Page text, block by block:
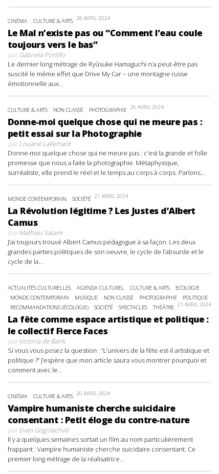
CINÉMA CULTURE & ARTS 28 AVRIL 2024
Le Mal n’existe pas ou “Comment l’eau coule
toujours vers le bas”
parGabriela Portillo
Le dernier long métrage de Ryûsuke Hamaguchi n’a peut-être pas
suscité le même effet que Drive My Car – une montagne russe
émotionnelle aux...
CULTURE & ARTS NON CLASSÉ PHOTOGRAPHIE 26 AVRIL 2024
Donne-moi quelque chose qui ne meure pas :
petit essai sur la Photographie
parLouane Lallemant
Donne-moi quelque chose qui ne meure pas : c'est la grande et folle
promesse que nous a faite la photographie. Métaphysique,
surréaliste, elle prend le réel et le temps au corps à corps. Parlons...
MONDE CONTEMPORAIN SOCIÉTÉ 21 AVRIL 2024
La Révolution légitime ? Les Justes d’Albert
Camus
parMathieu Salami
J’ai toujours trouvé Albert Camus pédagogue à sa façon. Les deux
grandes parties politiques de son oeuvre, le cycle de l’absurde et le
cycle de la...
ACTUALITÉS CULTURELLES AGENDA CULTUREL CULTURE & ARTS
ECOLOGIE
MONDE CONTEMPORAIN
MUSIQUE NON CLASSÉ PHOTOGRAPHIE
POLITIQUE
RECOMMANDATIONS (ÉCOLOGIE)
SOCIÉTÉ SPECTACLES THÉÂTRE 21 AVRIL 2024
La fête comme espace artistique et politique :
le collectif Fierce Faces
parVictoria de Bank
Si vous vous posez la question : “L’univers de la fête est-il artistique et
politique ?” J’espère que mon article saura vous montrer pourquoi et
comment avec le...
CINÉMA CULTURE & ARTS 20 AVRIL 2024
Vampire humaniste cherche suicidaire
consentant : Petit éloge du contre-nature
parEvan Gogolachvili
Il y a quelques semaines sortait un film au nom particulièrement
frappant : Vampire humaniste cherche suicidaire consentant. Ce
premier long métrage de la réalisatrice...